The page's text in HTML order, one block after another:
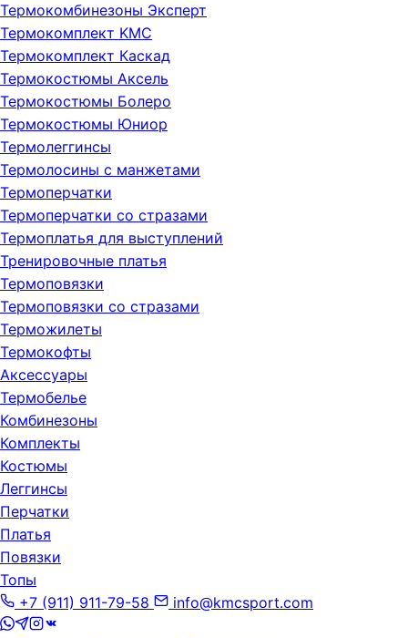
Термокомбинезоны Эксперт
Термокомплект KMC
Термокомплект Каскад
Термокостюмы Аксель
Термокостюмы Болеро
Термокостюмы Юниор
Термолеггинсы
Термолосины с манжетами
Термоперчатки
Термоперчатки со стразами
Термоплатья для выступлений
Тренировочные платья
Термоповязки
Термоповязки со стразами
Терможилеты
Термокофты
Аксессуары
Термобелье
Комбинезоны
Комплекты
Костюмы
Леггинсы
Перчатки
Платья
Повязки
Топы
+7 (911) 911-79-58
info@kmcsport.com